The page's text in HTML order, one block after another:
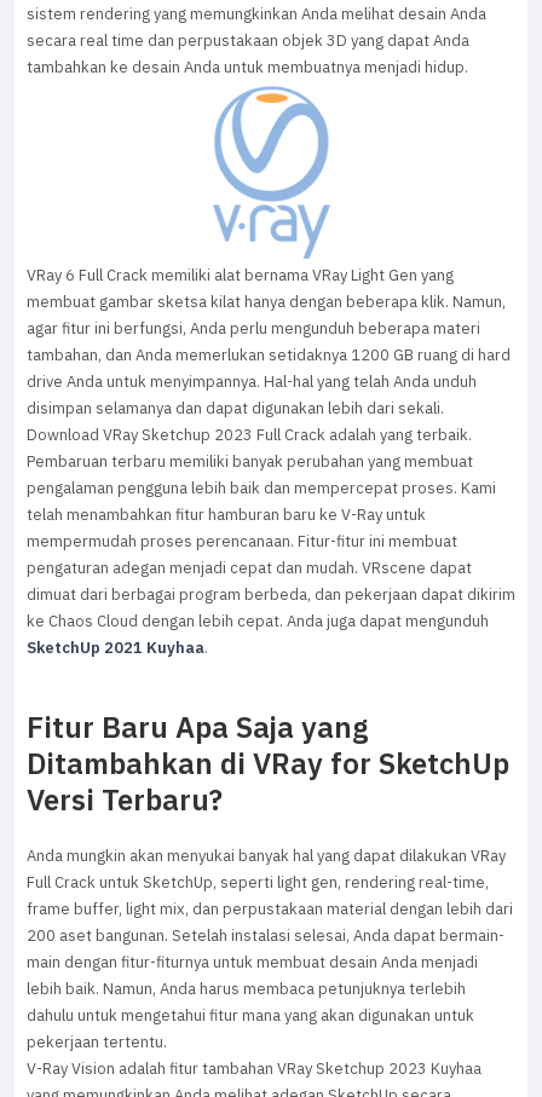
sistem rendering yang memungkinkan Anda melihat desain Anda
secara real time dan perpustakaan objek 3D yang dapat Anda
tambahkan ke desain Anda untuk membuatnya menjadi hidup.
VRay 6 Full Crack memiliki alat bernama VRay Light Gen yang
membuat gambar sketsa kilat hanya dengan beberapa klik. Namun,
agar fitur ini berfungsi, Anda perlu mengunduh beberapa materi
tambahan, dan Anda memerlukan setidaknya 1200 GB ruang di hard
drive Anda untuk menyimpannya. Hal-hal yang telah Anda unduh
disimpan selamanya dan dapat digunakan lebih dari sekali.
Download VRay Sketchup 2023 Full Crack adalah yang terbaik.
Pembaruan terbaru memiliki banyak perubahan yang membuat
pengalaman pengguna lebih baik dan mempercepat proses. Kami
telah menambahkan fitur hamburan baru ke V-Ray untuk
mempermudah proses perencanaan. Fitur-fitur ini membuat
pengaturan adegan menjadi cepat dan mudah. VRscene dapat
dimuat dari berbagai program berbeda, dan pekerjaan dapat dikirim
ke Chaos Cloud dengan lebih cepat. Anda juga dapat mengunduh
SketchUp 2021 Kuyhaa.
Fitur Baru Apa Saja yang
Ditambahkan di VRay for SketchUp
Versi Terbaru?
Anda mungkin akan menyukai banyak hal yang dapat dilakukan VRay
Full Crack untuk SketchUp, seperti light gen, rendering real-time,
frame buffer, light mix, dan perpustakaan material dengan lebih dari
200 aset bangunan. Setelah instalasi selesai, Anda dapat bermain-
main dengan fitur-fiturnya untuk membuat desain Anda menjadi
lebih baik. Namun, Anda harus membaca petunjuknya terlebih
dahulu untuk mengetahui fitur mana yang akan digunakan untuk
pekerjaan tertentu.
V-Ray Vision adalah fitur tambahan VRay Sketchup 2023 Kuyhaa